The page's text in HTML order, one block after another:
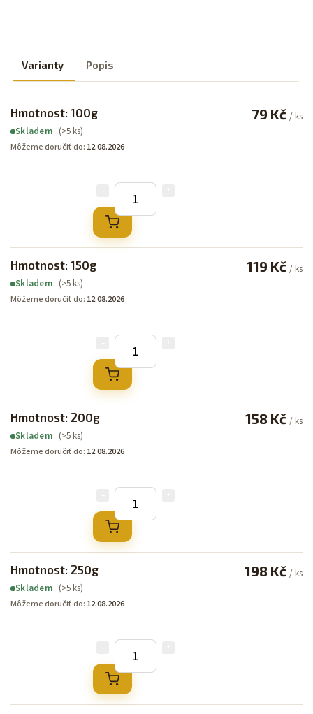
Varianty Popis
Hmotnost: 100g
Skladem (>5 ks)
Môžeme doručiť do: 12.08.2026
79 Kč / ks
Hmotnost: 150g
Skladem (>5 ks)
Môžeme doručiť do: 12.08.2026
119 Kč / ks
Hmotnost: 200g
Skladem (>5 ks)
Môžeme doručiť do: 12.08.2026
158 Kč / ks
Hmotnost: 250g
Skladem (>5 ks)
Môžeme doručiť do: 12.08.2026
198 Kč / ks